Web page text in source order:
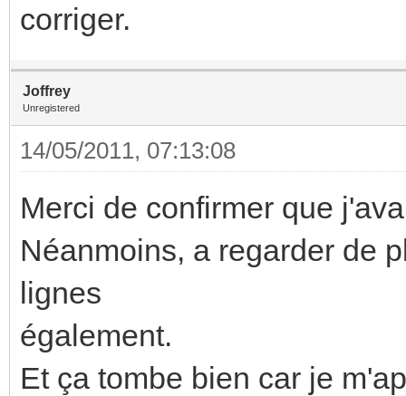
corriger.
Joffrey
Unregistered
14/05/2011, 07:13:08
Merci de confirmer que
Néanmoins, a regarder de
lignes
également.
Et ça tombe bien car je